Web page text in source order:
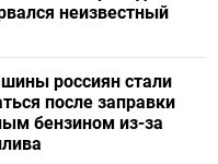
неизвестный
россиян стали
после заправки
бензином из-за